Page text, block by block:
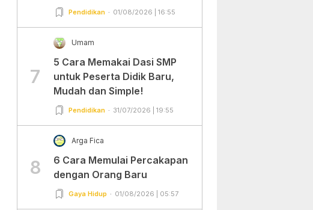
Pendidikan 01/08/2026 | 16:55
7
Umam
5 Cara Memakai Dasi SMP
untuk Peserta Didik Baru,
Mudah dan Simple!
Pendidikan 31/07/2026 | 19:55
8
Arga Fica
6 Cara Memulai Percakapan
dengan Orang Baru
Gaya Hidup 01/08/2026 | 05:57